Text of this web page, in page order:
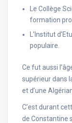
Le Collège
formation
L’Institut
populaire.
Ce fut aussi
supérieur dans
et d’une
C’est durant
de Constantine